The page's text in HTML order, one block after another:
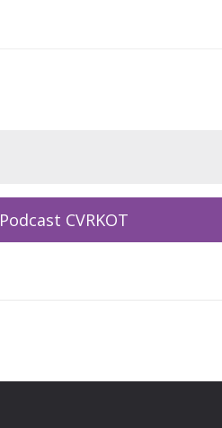
Podcast CVRKOT